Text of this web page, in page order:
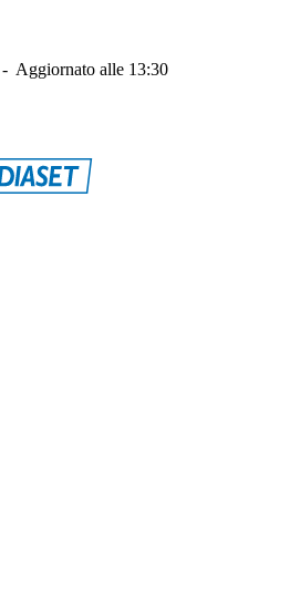
- Aggiornato alle 13:30